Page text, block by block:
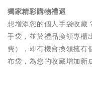
獨家精彩購物禮遇
想增添您的個人手袋收藏
手袋，並於禮品換領專櫃
費），即有機會換領擁有
布袋，為您的收藏增加新